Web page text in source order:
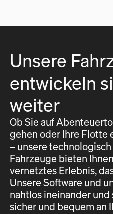
Unsere
entwickeln
weiter
Ob Sie auf
gehen oder Ihre
– unsere
Fahrzeuge bieten
vernetztes Erlebnis,
Unsere Software und
nahtlos ineinander und
sicher und bequem an